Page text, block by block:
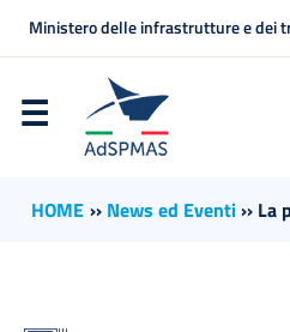
Ministero delle infrastrutture e dei
HOME ›› News ed Eventi›› La